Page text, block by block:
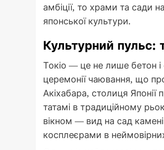
амбіції, то храми та сади
японської культури.
Культурний пульс:
Токіо — це не лише бетон
церемонії чаювання, що
Акіхабара, столиця
татамі в традиційному
вікном — вид на сад
косплеєрами в